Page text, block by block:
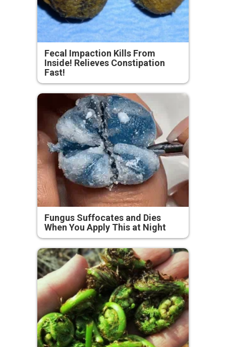
Fecal Impaction Kills From
Inside! Relieves Constipation
Fast!
Fungus Suffocates and Dies
When You Apply This at Night